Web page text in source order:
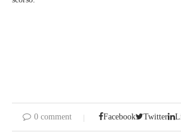
0 comment Facebook Twitter